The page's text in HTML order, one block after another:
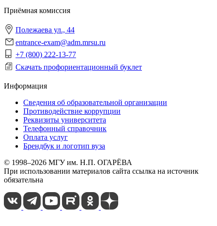
Приёмная комиссия
Полежаева ул., 44
entrance-exam@adm.mrsu.ru
+7 (800) 222-13-77
Скачать профориентационный буклет
Информация
Сведения об образовательной организации
Противодействие коррупции
Реквизиты университета
Телефонный справочник
Оплата услуг
Брендбук и логотип вуза
© 1998–2026 МГУ им. Н.П. ОГАРЁВА
При использовании материалов сайта ссылка на источник
обязательна